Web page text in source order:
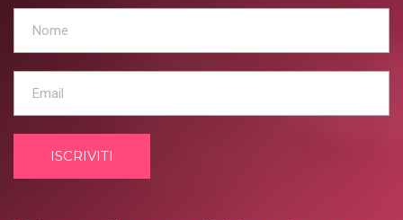
ISCRIVITI